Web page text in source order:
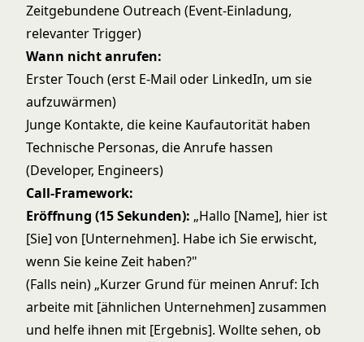
Zeitgebundene Outreach (Event-Einladung,
relevanter Trigger)
Wann nicht anrufen:
Erster Touch (erst E-Mail oder LinkedIn, um sie
aufzuwärmen)
Junge Kontakte, die keine Kaufautorität haben
Technische Personas, die Anrufe hassen
(Developer, Engineers)
Call-Framework:
Eröffnung (15 Sekunden): „Hallo [Name], hier ist
[Sie] von [Unternehmen]. Habe ich Sie erwischt,
wenn Sie keine Zeit haben?"
(Falls nein) „Kurzer Grund für meinen Anruf: Ich
arbeite mit [ähnlichen Unternehmen] zusammen
und helfe ihnen mit [Ergebnis]. Wollte sehen, ob